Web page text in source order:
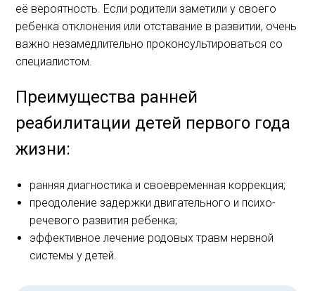
её вероятность. Если родители заметили у своего
ребенка отклонения или отставание в развитии, очень
важно незамедлительно проконсультироваться со
специалистом.
Преимущества ранней
реабилитации детей первого года
жизни:
ранняя диагностика и своевременная коррекция;
преодоление задержки двигательного и психо-
речевого развития ребенка;
эффективное лечение родовых травм нервной
системы у детей.